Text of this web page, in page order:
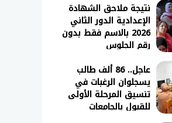
نتيجة ملاحق الشهادة
الإعدادية الدور الثاني
2026 بالاسم فقط بدون
رقم الجلوس
عاجل.. 86 ألف طالب
يسجلوان الرغبات في
تنسيق المرحلة الأولى
للقبول بالجامعات